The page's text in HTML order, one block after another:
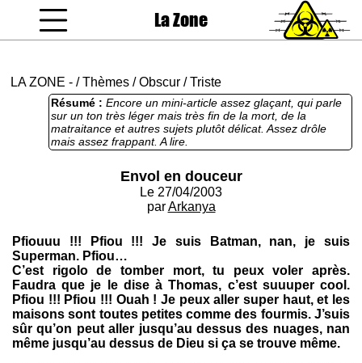
La Zone
LA ZONE - /Thèmes /Obscur /Triste
Résumé : Encore un mini-article assez glaçant, qui parle
sur un ton très léger mais très fin de la mort, de la
matraitance et autres sujets plutôt délicat. Assez drôle
mais assez frappant. A lire.
Envol en douceur
Le 27/04/2003
parArkanya
Pfiouuu !!! Pfiou !!! Je suis Batman, nan, je suis
Superman. Pfiou…
C’est rigolo de tomber mort, tu peux voler après.
Faudra que je le dise à Thomas, c’est suuuper cool.
Pfiou !!! Pfiou !!! Ouah ! Je peux aller super haut, et les
maisons sont toutes petites comme des fourmis. J’suis
sûr qu’on peut aller jusqu’au dessus des nuages, nan
même jusqu’au dessus de Dieu si ça se trouve même.